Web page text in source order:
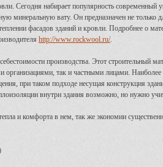
Сегодня набирает популярность современный
минеральную вату. Он предназначен не только
фасадов зданий и кровли. Подробнее о
http://www.rockwool.ru/.
производства. Этот строительный
организациями, так и частными лицами.
при таком подходе несущая конструкция
внутри здания возможно, но нужно
и комфорта в нем, так же экономии